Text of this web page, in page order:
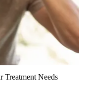
Treatment Needs